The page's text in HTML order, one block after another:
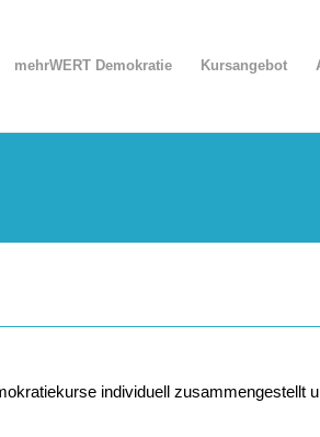
mehrWERT Demokratie Kursangebot
individuell